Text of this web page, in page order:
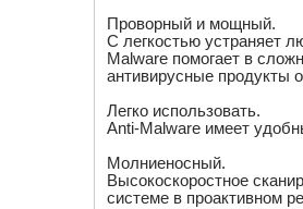
Проворный и мощный.
С легкостью устраняет
Malware помогает в
антивирусные продукты
Легко использовать.
Anti-Malware имеет
Молниеносный.
Высокоскоростное
системе в проактивном